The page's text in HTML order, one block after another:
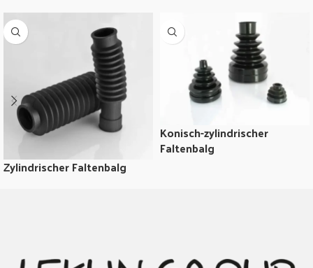
Zylindrischer Faltenbalg
Konisch-zylindrischer
Faltenbalg